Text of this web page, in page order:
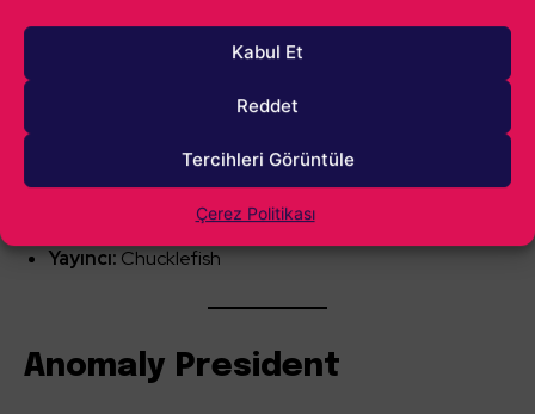
Kabul Et
Reddet
Tercihleri Görüntüle
Çerez Politikası
Mossport
rutininde koşuşturuyor, mevsimlerse geçip gidiyor… Daha
ne duruyorsunuz? Süpürge orada!
2026
Chucklefish, Robotality
Yayıncı: Chucklefish
Anomaly President